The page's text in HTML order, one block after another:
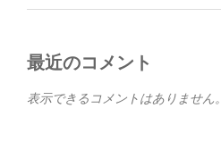
最近のコメント
表示できるコメントはありません。